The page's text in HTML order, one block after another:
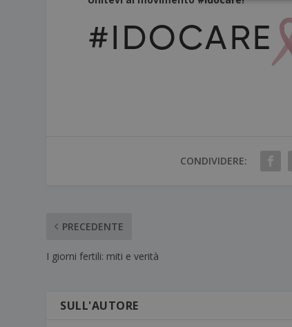
CONDIVIDERE:
PRECEDENTE
I giorni fertili: miti e verità
SULL'AUTORE